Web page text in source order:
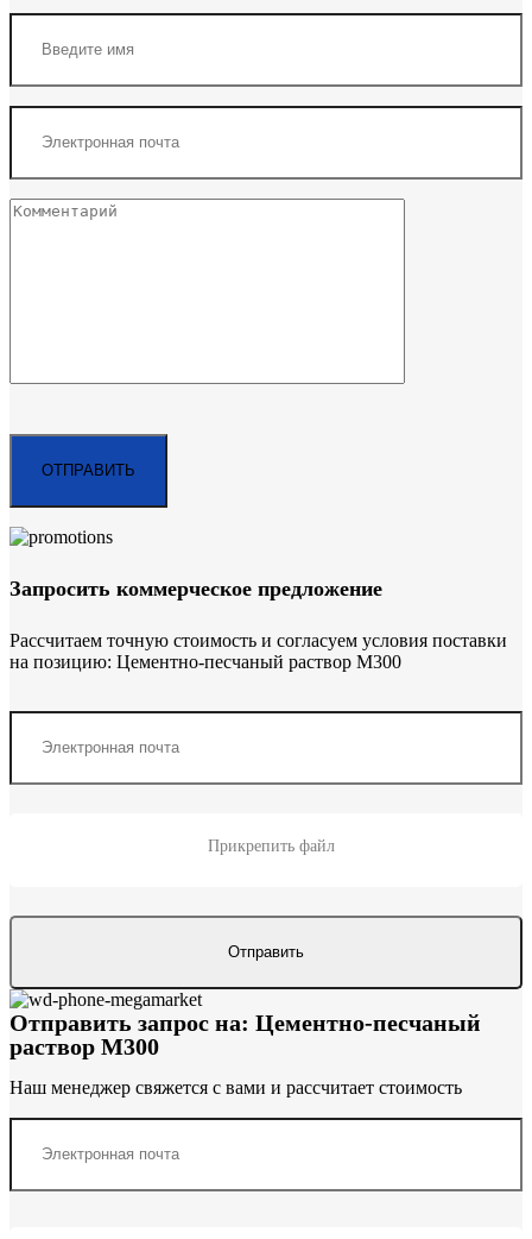
Запросить коммерческое предложение
Рассчитаем точную стоимость и согласуем условия поставки
на позицию: Цементно-песчаный раствор М300
Прикрепить файл
Отправить запрос на: Цементно-песчаный
раствор М300
Наш менеджер свяжется с вами и рассчитает стоимость